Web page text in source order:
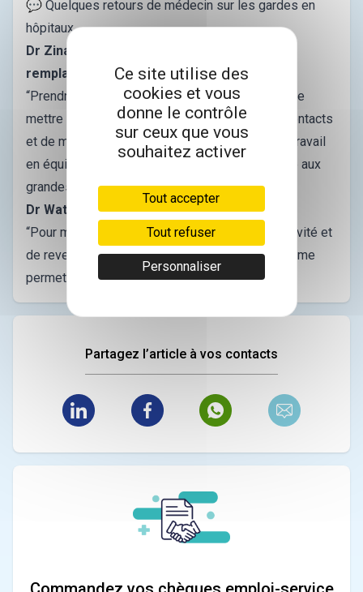
💬 Quelques retours de médecin sur les gardes en
hôpitaux
Dr Zinai, interne avec une licence de
remplacement
“Prendre des gardes aux urgences m’a permis de
mettre à jour mes connaissances, d’avoir des contacts
et de me créer un réseau. Mais c’est surtout le travail
en équipe. Il faut adopter les bons réflexes face aux
grandes urgences... Et puis c’est bien payé !”
Dr Wattinne, médecin thésé aux urgences
“Pour moi les gardes sont un complément d’activité et
de revenu. J’aime la médecine d’urgence et elle me
permet de former les internes.”
Partagez l’article à vos contacts
Ce site utilise des
cookies et vous
donne le contrôle
sur ceux que vous
souhaitez activer
Tout accepter
Tout refuser
Personnaliser